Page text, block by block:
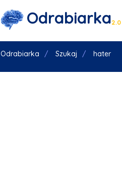
Odrabiarka2.0
Odrabiarka Szukaj hater